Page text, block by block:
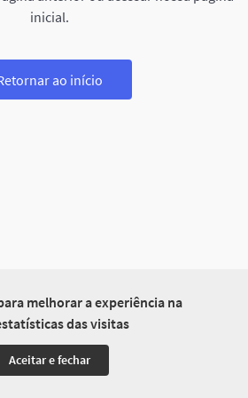
melhorar a experiência na
das visitas
Aceitar e fechar
inicial.
ao início